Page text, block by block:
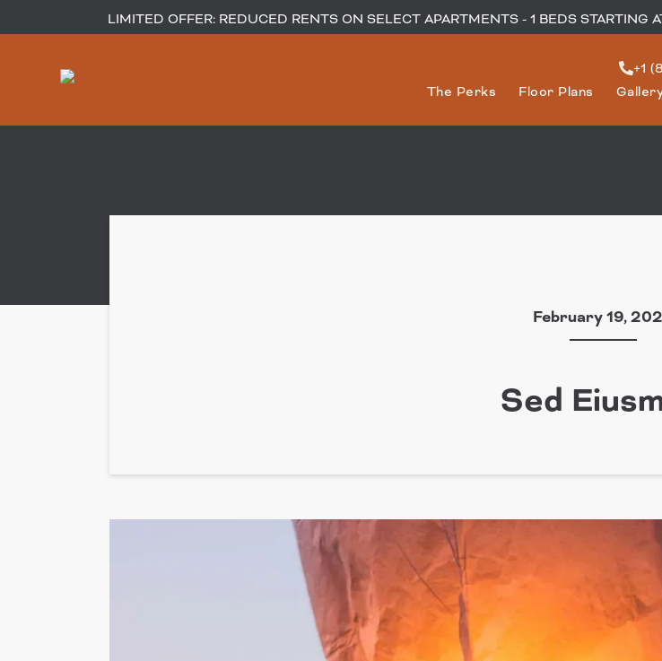
LIMITED OFFER: REDUCED RENTS ON SELECT APARTMENTS - 1 BEDS STARTING
+1
The Perks
Floor Plans
February 19,
Sed